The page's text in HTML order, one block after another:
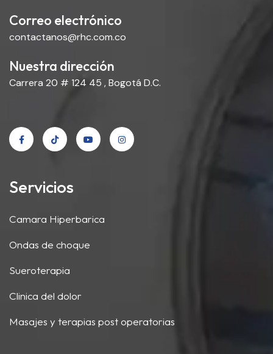
Correo electrónico
contactanos@rhc.com.co
Nuestra dirección
Carrera 20 # 124 45 , Bogotá D.C.
Servicios
Camara Hiperbarica
Ondas de choque
Sueroterapia
Clinica del dolor
Masajes y terapias post operatorias